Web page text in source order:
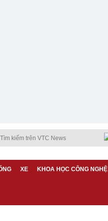
XE KHOA HỌC CÔNG NGHỆ